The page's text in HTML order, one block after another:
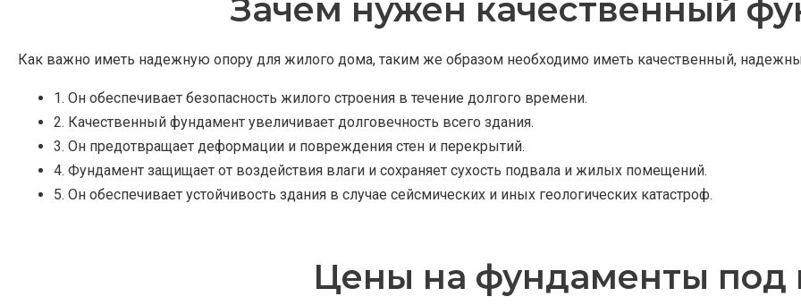
Зачем нужен качественный
Как важно иметь надежную опору для жилого дома, таким же образом необходимо иметь качественный,
1. Он обеспечивает безопасность жилого строения в течение долгого времени.
2. Качественный фундамент увеличивает долговечность всего здания.
3. Он предотвращает деформации и повреждения стен и перекрытий.
4. Фундамент защищает от воздействия влаги и сохраняет сухость подвала и жилых помещений.
5. Он обеспечивает устойчивость здания в случае сейсмических и иных геологических катастроф.
Цены на фундаменты под